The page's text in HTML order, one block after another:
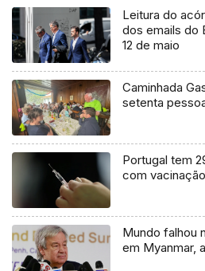
Leitura do
dos emails do
12 de maio
Caminhada
setenta
Portugal tem
com
Mundo falhou
em Myanmar,